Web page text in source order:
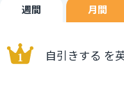
週間 月間
自引きする を